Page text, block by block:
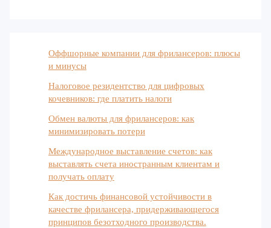
Оффшорные компании для фрилансеров: плюсы
и минусы
Налоговое резидентство для цифровых
кочевников: где платить налоги
Обмен валюты для фрилансеров: как
минимизировать потери
Международное выставление счетов: как
выставлять счета иностранным клиентам и
получать оплату
Как достичь финансовой устойчивости в
качестве фрилансера, придерживающегося
принципов безотходного производства.